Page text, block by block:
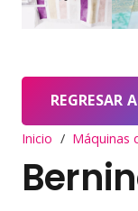
REGRESAR
Inicio / Máquinas